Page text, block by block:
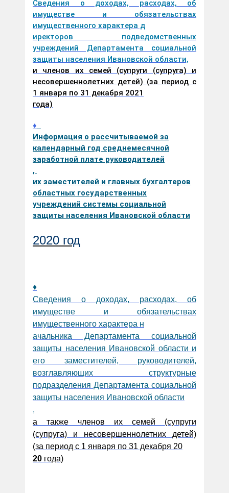
Сведения о доходах, расходах, об
имуществе и обязательствах
имущественного характера д
иректоров подведомственных
учреждений Департамента социальной
защиты населения Ивановской области,
и членов их семей (супруги (супруга) и
несовершеннолетних детей) (за период с
1 января по 31 декабря 2021
года)
♦
Информация о рассчитываемой за
календарный год среднемесячной
заработной плате руководителей
,
их заместителей и главных бухгалтеров
областных государственных
учреждений системы социальной
защиты населения Ивановской области
2020 год
♦
Сведения о доходах, расходах, об
имуществе и обязательствах
имущественного характера н
ачальника Департамента социальной
защиты населения Ивановской области и
его заместителей, руководителей,
возглавляющих структурные
подразделения Департамента социальной
защиты населения Ивановской области
,
а также членов их семей (супруги
(супруга) и несовершеннолетних детей)
(за период с 1 января по 31 декабря 20
20 года)